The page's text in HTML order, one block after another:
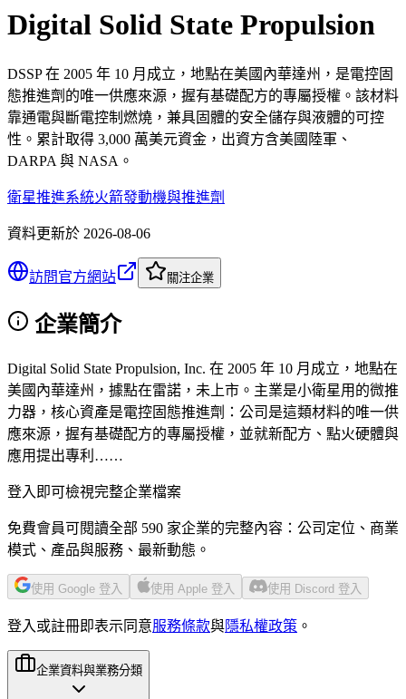
Digital Solid State Propulsion
DSSP 在 2005 年 10 月成立，地點在美國內華達州，是電控固
態推進劑的唯一供應來源，握有基礎配方的專屬授權。該材料
靠通電與斷電控制燃燒，兼具固體的安全儲存與液體的可控
性。累計取得 3,000 萬美元資金，出資方含美國陸軍、
DARPA 與 NASA。
衛星推進系統火箭發動機與推進劑
資料更新於 2026-08-06
訪問官方網站 關注企業
企業簡介
Digital Solid State Propulsion, Inc. 在 2005 年 10 月成立，地點在
美國內華達州，據點在雷諾，未上市。主業是小衛星用的微推
力器，核心資產是電控固態推進劑：公司是這類材料的唯一供
應來源，握有基礎配方的專屬授權，並就新配方、點火硬體與
應用提出專利……
登入即可檢視完整企業檔案
免費會員可閱讀全部 590 家企業的完整內容：公司定位、商業
模式、產品與服務、最新動態。
使用 Google 登入 使用 Apple 登入 使用 Discord 登入
登入或註冊即表示同意服務條款與隱私權政策 。
企業資料與業務分類